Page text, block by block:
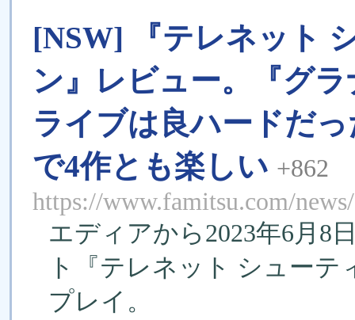
[NSW] 『テレネット
ン』レビュー。『グ
ライブは良ハードだ
で4作とも楽しい +862
https://www.famitsu.com/
エディアから2023年6月8
ト『テレネット シュー
プレイ。